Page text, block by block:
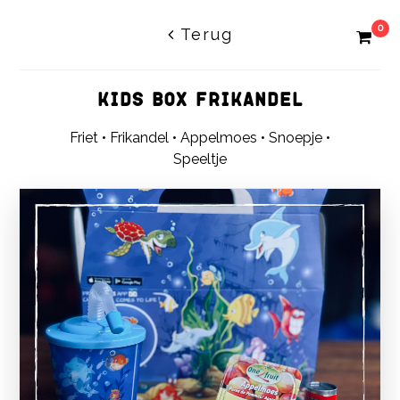
Terug 0
KIDS BOX FRIKANDEL
Friet • Frikandel • Appelmoes • Snoepje •
Speeltje